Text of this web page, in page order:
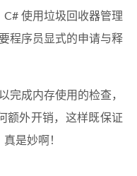
C# 使用垃圾回收器管理
程序员显式的申请与释
完成内存使用的检查，
额外开销，这样既保证
是妙啊！